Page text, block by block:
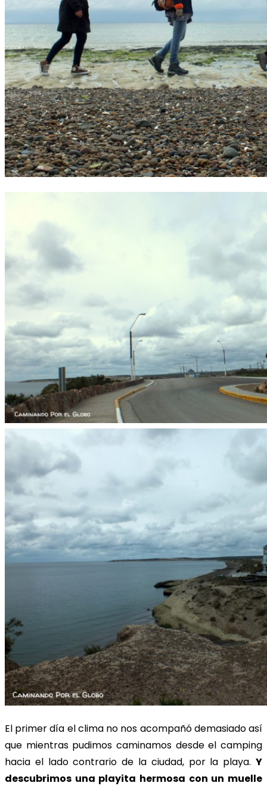
El primer día el clima no nos acompañó demasiado así
que mientras pudimos caminamos desde el camping
hacia el lado contrario de la ciudad, por la playa. Y
descubrimos una playita hermosa con un muelle